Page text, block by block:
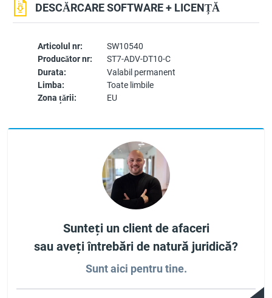
Articolul nr:
SW10540
Producător nr:
ST7-ADV-DT10-C
Durata:
Valabil permanent
Limba:
Toate limbile
Zona țării:
EU
DESCĂRCARE SOFTWARE + LICENȚĂ
Sunteți un client de afaceri
sau aveți întrebări de natură juridică?
Sunt aici pentru tine.